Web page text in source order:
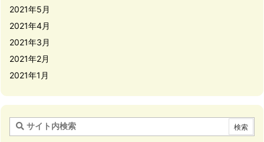
2021年5月
2021年4月
2021年3月
2021年2月
2021年1月